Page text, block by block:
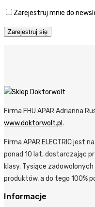
Zarejestruj mnie do
Zarejestruj się
Firma FHU APAR Adrianna
www.doktorwolt.pl .
Firma APAR ELECTRIC jest
ponad 10 lat, dostarczając
klasy. Tysiące
produktów, a do tego 100%
Informacje